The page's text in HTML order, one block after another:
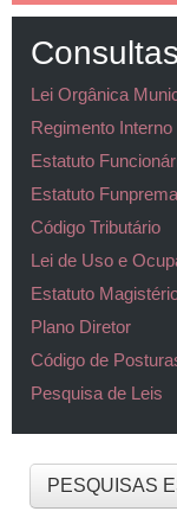
Lei Orgânica
Regimento Interno
Estatuto
Estatuto
Código Tributário
Lei de Uso e
Estatuto
Plano Diretor
Código de
Pesquisa de Leis
PESQUISAS